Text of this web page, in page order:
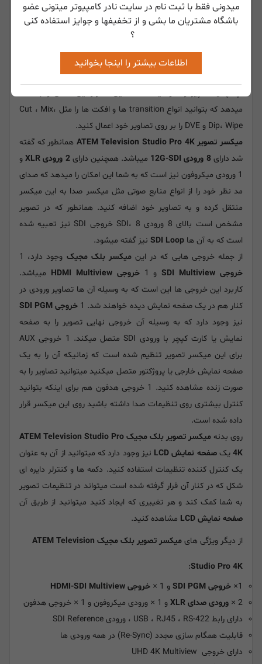
میدونی فقط با ثبت نام در سایت نادر کامپیوتر میتونی عضو
باشگاه مشتریان ما بشی و از تخفیفها و جوایز استفاده کنی
؟
اطلاعات بیشتر را اینجا بخوانید
از مزیت های بارز این میکسر صوتی این است که دارای یک کنترلر
کامل میباشد به همین علت برای مدیریت تصاویر خود دیگر نیازی به
میدهد که بتوانید انواع transition ها و افکت ها را مثل Cut ، Mix،
Dip، Wipe و DVE را بر روی تصاویر خود اعمال کنید.
میکسر تصویر ATEM Television Studio Pro 4K
همانطور که گفته
شد دارای8 ورودی 12G-SDI میباشد. همچنین دارای2 ورودی XLR
و
1 ورودی میکروفون نیز است که به شما این امکان را میدهد که صدای
مد نظر خود را از انواع منابع صوتی مثل میکسر صدا به این میکسر
منتقل کرده و به تصاویر خود اضافه کنید. همانطور که در تصویر
مشخص است بالای 8 ورودی SDI، 8 خروجی SDI نیز تعبیه شده
است که به آن ها SDI Loop نیز گفته میشود.
از جمله خروجی هایی که در اینمیکسر بلک مجیک وجود دارد، 1
خروجی SDI Multiview
و 1 خروجی HDMI Multiview
میباشد.
کاربرد این خروجی ها این است که به وسیله آن ها تصاویر ورودی در
کنار هم در یک صفحه نمایش دیده خواهند شد. 1
خروجی SDI PGM
نیز وجود دارد که به وسیله آن خروجی نهایی تصویر را به صفحه
نمایش یا کارت کپچر با ورودی SDI متصل میکند. 1 خروجی AUX
برای این میکسر تصویر تنظیم شده است که زمانیکه آن را به یک
صفحه نمایش خارجی یا پروژکتور متصل میکنید میتوانید تصاویر را به
صورت زنده مشاهده کنید. 1 خروجی هدفون هم برای اینکه بتوانید
کنترل بیشتری روی تنظیمات صدا داشته باشید روی این میکسر قرار
داده شده است.
روی بدنه
میکسر تصویر بلک مجیک ATEM Television Studio Pro
4Kیکصفحه نمایش LCD نیز وجود دارد که میتوانید از آن به عنوان
یک کنترل کننده تنظیمات استفاده کنید. دکمه ها و کنترلر دایره ای
شکل که در کنار آن قرار گرفته شده است میتواند در تنظیمات تصویر
به شما کمک کند و هر تغییری که ایجاد کنید میتوانید از طریق آن
صفحه نمایش LCD
مشاهده کنید.
از دیگر ویژگی های
میکسر تصویر بلک مجیک ATEM Television
Studio Pro 4K
:
1×
خروجی SDI PGM و 1 ×
خروجی HDMI-SDI Multiview
2 ×
ورودی صدای XLR
و 1 × ورودی میکروفون و 1 × خروجی هدفون
دارای رابط USB ، RJ45 ، RS-422 ، ورودی SDI Reference
قابلیت همگام سازی مجدد (Re-Sync) در همه ورودی ها
دارای خروجی UHD 4K Multiview